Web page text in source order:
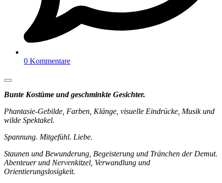
0 Kommentare
Bunte Kostüme und geschminkte Gesichter.
Phantasie-Gebilde, Farben, Klänge, visuelle Eindrücke, Musik und
wilde Spektakel.
Spannung. Mitgefühl. Liebe.
Staunen und Bewunderung, Begeisterung und Tränchen der Demut.
Abenteuer und Nervenkitzel, Verwandlung und
Orientierungslosigkeit.